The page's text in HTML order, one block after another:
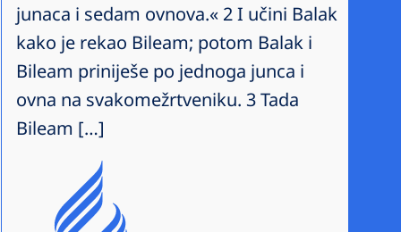
junaca i sedam ovnova.« 2 I učini Balak
kako je rekao Bileam; potom Balak i
Bileam priniješe po jednoga junca i
ovna na svakomežrtveniku. 3 Tada
Bileam […]